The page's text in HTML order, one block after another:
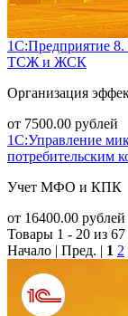
1С:Предприятие
ТСЖ и ЖСК
Организация
от 7500.00 рублей
1С:Управление
потребительским
Учет МФО и КПК
от 16400.00 рублей
Товары 1 - 20 из 67
Начало | Пред. | 1 2